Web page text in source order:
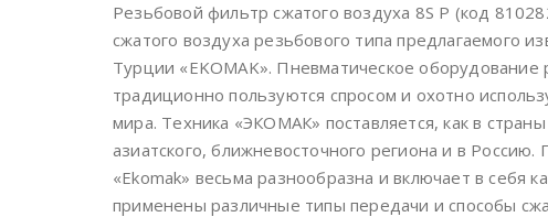
Резьбовой фильтр сжатого воздуха 8S P (код
сжатого воздуха резьбового типа предлагаемого
Турции «EKOMAK». Пневматическое
традиционно пользуются спросом и охотно
мира. Техника «ЭКОМАК» поставляется, как в
азиатского, ближневосточного региона и в
«Ekomak» весьма разнообразна и включает в себя
применены различные типы передачи и способы